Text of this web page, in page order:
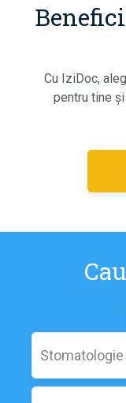
Cu IziDoc,
pentru tine